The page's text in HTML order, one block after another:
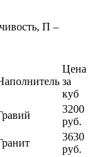
П –
Цена
за
куб
3200
руб.
3630
руб.